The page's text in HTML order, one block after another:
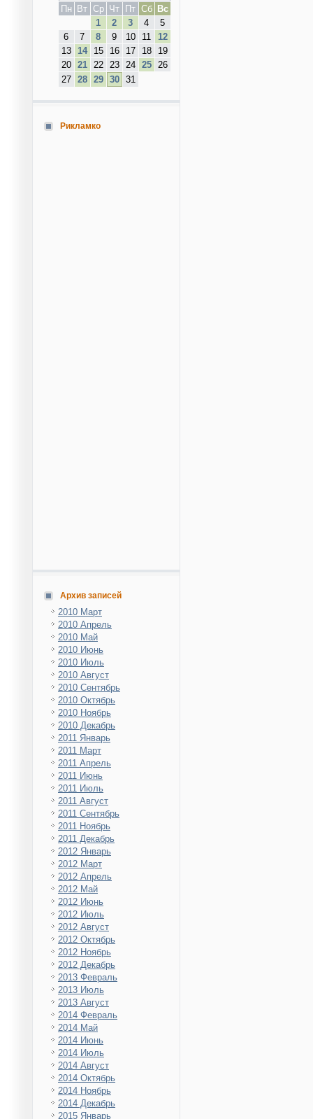
Пн
Вт Ср Чт Пт Сб
Вс
1
2 3 4
5
6
7 8 9 10 11
12
13
14 15 16 17 18
19
20
21 22 23 24 25
26
27
28 29 30 31
Рикламко
Архив записей
2010 Март
2010 Апрель
2010 Май
2010 Июнь
2010 Июль
2010 Август
2010 Сентябрь
2010 Октябрь
2010 Ноябрь
2010 Декабрь
2011 Январь
2011 Март
2011 Апрель
2011 Июнь
2011 Июль
2011 Август
2011 Сентябрь
2011 Ноябрь
2011 Декабрь
2012 Январь
2012 Март
2012 Апрель
2012 Май
2012 Июнь
2012 Июль
2012 Август
2012 Октябрь
2012 Ноябрь
2012 Декабрь
2013 Февраль
2013 Июль
2013 Август
2014 Февраль
2014 Май
2014 Июнь
2014 Июль
2014 Август
2014 Октябрь
2014 Ноябрь
2014 Декабрь
2015 Январь